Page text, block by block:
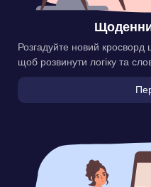
Розгадуйте новий кросворд
щоб розвинути логіку та